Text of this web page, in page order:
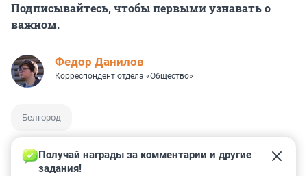
Подписывайтесь, чтобы первыми узнавать о
важном.
Федор Данилов
Корреспондент отдела «Общество»
Белгород
Получай награды за комментарии и другие
задания!